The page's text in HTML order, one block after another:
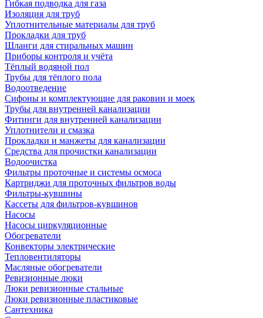
Гибкая подводка для газа
Изоляция для труб
Уплотнительные материалы для труб
Прокладки для труб
Шланги для стиральных машин
Приборы контроля и учёта
Тёплый водяной пол
Трубы для тёплого пола
Водоотведение
Сифоны и комплектующие для раковин и моек
Трубы для внутренней канализации
Фитинги для внутренней канализации
Уплотнители и смазка
Прокладки и манжеты для канализации
Средства для прочистки канализации
Водоочистка
Фильтры проточные и системы осмоса
Картриджи для проточных фильтров воды
Фильтры-кувшины
Кассеты для фильтров-кувшинов
Насосы
Насосы циркуляционные
Обогреватели
Конвекторы электрические
Тепловентиляторы
Масляные обогреватели
Ревизионные люки
Люки ревизионные стальные
Люки ревизионные пластиковые
Сантехника